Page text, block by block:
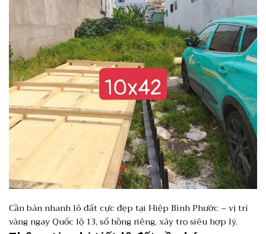
Cần bán nhanh lô đất cực đẹp tại Hiệp Bình Phước – vị trí
vàng ngay Quốc lộ 13, sổ hồng riêng, xây trọ siêu hợp lý.